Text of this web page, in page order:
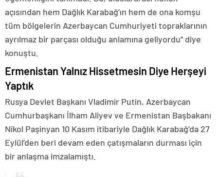
açısından hem Dağlık Karabağ’ın hem de ona komşu
tüm bölgelerin Azerbaycan Cumhuriyeti topraklarının
ayrılmaz bir parçası olduğu anlamına geliyordu” diye
konuştu.
Ermenistan Yalnız Hissetmesin Diye Herşeyi
Yaptık
Rusya Devlet Başkanı Vladimir Putin, Azerbaycan
Cumhurbaşkanı İlham Aliyev ve Ermenistan Başbakanı
Nikol Paşinyan 10 Kasım itibariyle Dağlık Karabağ’da 27
Eylül’den beri devam eden çatışmaların durması için
bir anlaşma imzalamıştı.